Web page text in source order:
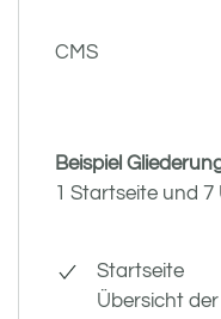
CMS
Beispiel
1 Startseite und 7
Startseite
Übersicht